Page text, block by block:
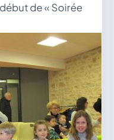
de « Soirée